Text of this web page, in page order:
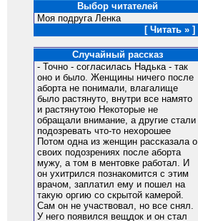
Выбор читателей
Моя подруга Ленка
[ Читать » ]
Случайный рассказ
- Точно - согласилась Надька - так
оно и было. Женщины ничего после
аборта не понимали, влагалище
было растянуто, внутри все намято
и растянутою Некоторые не
обращали внимание, а другие стали
подозревать что-то нехорошее
Потом одна из женщин рассказала о
своих подозрениях после аборта
мужу, а том в ментовке работал. И
он ухитрился познакомится с этим
врачом, заплатил ему и пошел на
такую оргию со скрытой камерой.
Сам он не участвовал, но все снял.
У него появился вещдок и он стал